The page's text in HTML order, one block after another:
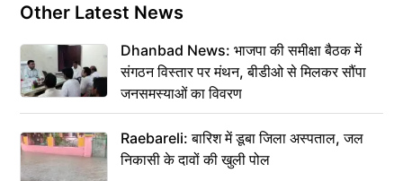
Other Latest News
Dhanbad News: भाजपा की समीक्षा बैठक में
संगठन विस्तार पर मंथन, बीडीओ से मिलकर सौंपा
जनसमस्याओं का विवरण
Raebareli: बारिश में डूबा जिला अस्पताल, जल
निकासी के दावों की खुली पोल